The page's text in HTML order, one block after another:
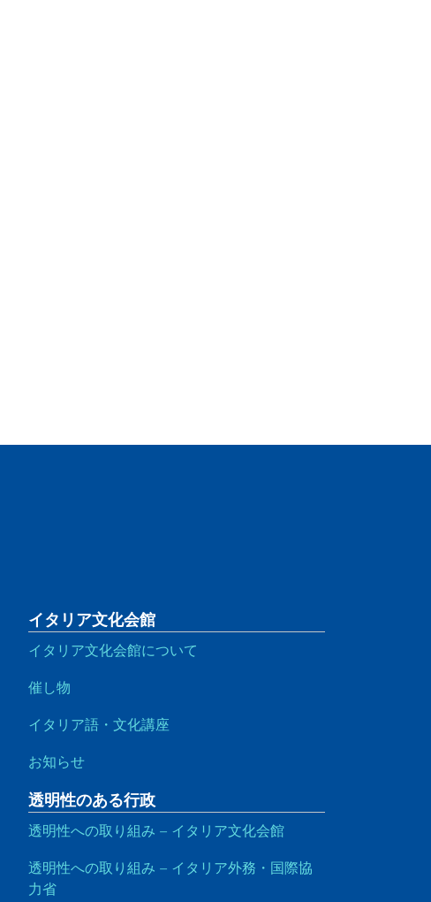
イタリア文化会館
イタリア文化会館について
催し物
イタリア語・文化講座
お知らせ
透明性のある行政
透明性への取り組み – イタリア文化会館
透明性への取り組み – イタリア外務・国際協
力省